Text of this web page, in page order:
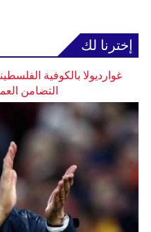
إخترنا لك
غوارديولا بالكوفية
التضامن